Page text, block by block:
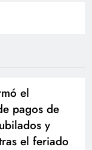
el
pagos de
y
el feriado